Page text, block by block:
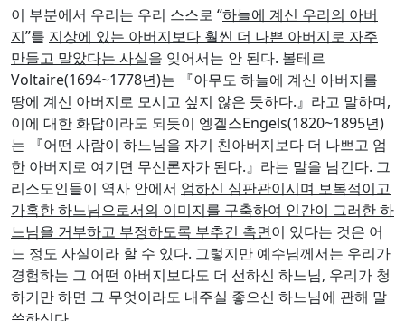
지 ”를지상에 있는 아버지보다 훨씬 더 나쁜 아버지로 자주
만들고 말았다는 사실을 잊어서는 안 된다. 볼테르
Voltaire(1694~1778년)는 『아무도 하늘에 계신 아버지를
땅에 계신 아버지로 모시고 싶지 않은 듯하다.』라고 말하며,
이에 대한 화답이라도 되듯이 엥겔스Engels(1820~1895년)
는 『어떤 사람이 하느님을 자기 친아버지보다 더 나쁘고 엄
한 아버지로 여기면 무신론자가 된다.』라는 말을 남긴다. 그
리스도인들이 역사 안에서엄하신 심판관이시며 보복적이고
가혹한 하느님으로서의 이미지를 구축하여 인간이 그러한 하
느님을 거부하고 부정하도록 부추긴 측면이 있다는 것은 어
느 정도 사실이라 할 수 있다. 그렇지만 예수님께서는 우리가
경험하는 그 어떤 아버지보다도 더 선하신 하느님, 우리가 청
하기만 하면 그 무엇이라도 내주실 좋으신 하느님에 관해 말
씀하신다.